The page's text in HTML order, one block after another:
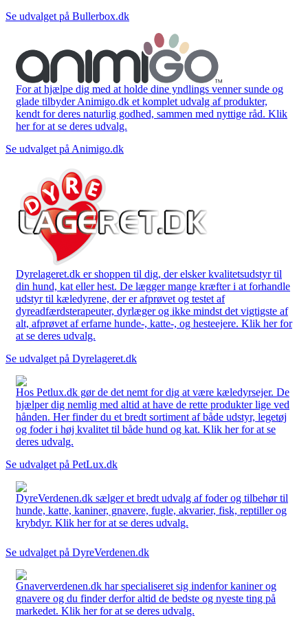
Se udvalget på Bullerbox.dk
For at hjælpe dig med at holde dine yndlings venner sunde og
glade tilbyder Animigo.dk et komplet udvalg af produkter,
kendt for deres naturlig godhed, sammen med nyttige råd. Klik
her for at se deres udvalg.
Se udvalget på Animigo.dk
Dyrelageret.dk er shoppen til dig, der elsker kvalitetsudstyr til
din hund, kat eller hest. De lægger mange kræfter i at forhandle
udstyr til kæledyrene, der er afprøvet og testet af
dyreadfærdsterapeuter, dyrlæger og ikke mindst det vigtigste af
alt, afprøvet af erfarne hunde-, katte-, og hesteejere. Klik her for
at se deres udvalg.
Se udvalget på Dyrelageret.dk
Hos Petlux.dk gør de det nemt for dig at være kæledyrsejer. De
hjælper dig nemlig med altid at have de rette produkter lige ved
hånden. Her finder du et bredt sortiment af både udstyr, legetøj
og foder i høj kvalitet til både hund og kat. Klik her for at se
deres udvalg.
Se udvalget på PetLux.dk
DyreVerdenen.dk sælger et bredt udvalg af foder og tilbehør til
hunde, katte, kaniner, gnavere, fugle, akvarier, fisk, reptiller og
krybdyr. Klik her for at se deres udvalg.
Se udvalget på DyreVerdenen.dk
Gnaververdenen.dk har specialiseret sig indenfor kaniner og
gnavere og du finder derfor altid de bedste og nyeste ting på
markedet. Klik her for at se deres udvalg.